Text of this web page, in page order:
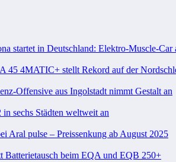
startet in Deutschland: Elektro-Muscle-
45 4MATIC+ stellt Rekord auf der
Offensive aus Ingolstadt nimmt Gestalt an
in sechs Städten weltweit an
Aral pulse – Preissenkung ab August 2025
Batterietausch beim EQA und EQB 250+